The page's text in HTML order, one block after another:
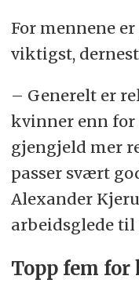
For mennene
viktigst,
– Generelt er
kvinner enn
gjengjeld mer
passer svært
Alexander
arbeidsglede til
Topp fem